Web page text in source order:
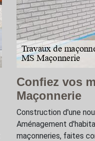
Confiez vos
Maçonnerie
Construction d'une
Aménagement
maçonneries, faites